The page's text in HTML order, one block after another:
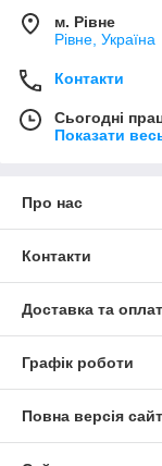
м. Рівне
Рівне, Україна
Контакти
Сьогодні
Показати
Про нас
Контакти
Доставка та
Графік роботи
Повна версія